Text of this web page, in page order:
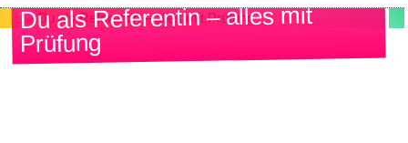
DEINE MERKLISTE
Du als Referentin – alles mit
Prüfung